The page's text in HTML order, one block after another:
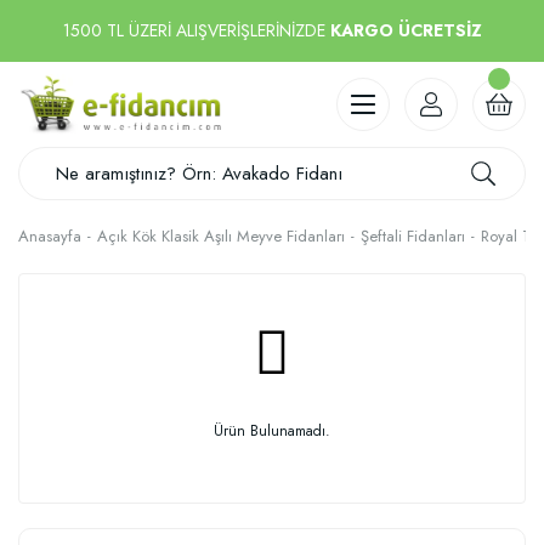
1500 TL ÜZERİ ALIŞVERİŞLERİNİZDE KARGO ÜCRETSİZ
Anasayfa Açık Kök Klasik Aşılı Meyve Fidanları Şeftali Fidanları Royal
Ürün Bulunamadı.